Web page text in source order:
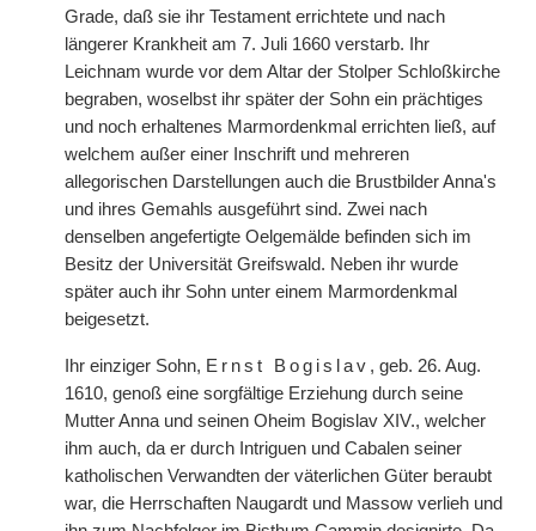
Grade, daß sie ihr Testament errichtete und nach
längerer Krankheit am 7. Juli 1660 verstarb. Ihr
Leichnam wurde vor dem Altar der Stolper Schloßkirche
begraben, woselbst ihr später der Sohn ein prächtiges
und noch erhaltenes Marmordenkmal errichten ließ, auf
welchem außer einer Inschrift und mehreren
allegorischen Darstellungen auch die Brustbilder Anna's
und ihres Gemahls ausgeführt sind. Zwei nach
denselben angefertigte Oelgemälde befinden sich im
Besitz der Universität Greifswald. Neben ihr wurde
später auch ihr Sohn unter einem Marmordenkmal
beigesetzt.
Ihr einziger Sohn, Ernst Bogislav , geb. 26. Aug.
1610, genoß eine sorgfältige Erziehung durch seine
Mutter Anna und seinen Oheim Bogislav XIV., welcher
ihm auch, da er durch Intriguen und Cabalen seiner
katholischen Verwandten der väterlichen Güter beraubt
war, die Herrschaften Naugardt und Massow verlieh und